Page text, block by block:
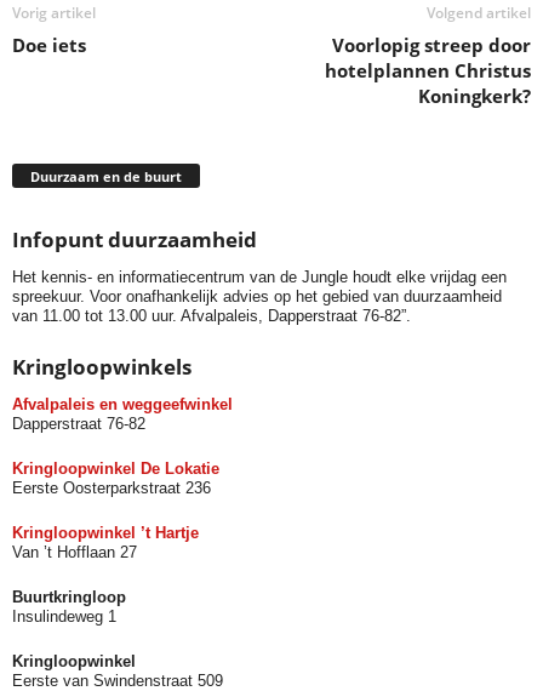
Vorig artikel
Doe iets
Volgend artikel
Voorlopig streep door
hotelplannen Christus
Koningkerk?
Duurzaam en de buurt
Infopunt duurzaamheid
Het kennis- en informatiecentrum van de Jungle houdt elke vrijdag een
spreekuur. Voor onafhankelijk advies op het gebied van duurzaamheid
van 11.00 tot 13.00 uur. Afvalpaleis, Dapperstraat 76-82”.
Kringloopwinkels
Afvalpaleis en weggeefwinkel
Dapperstraat 76-82
Kringloopwinkel De Lokatie
Eerste Oosterparkstraat 236
Kringloopwinkel ’t Hartje
Van ’t Hofflaan 27
Buurtkringloop
Insulindeweg 1
Kringloopwinkel
Eerste van Swindenstraat 509